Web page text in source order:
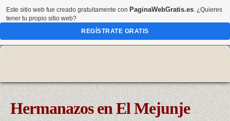
Hermanazos en El Mejunje
Este sitio web fue creado gratuitamente con PaginaWebGratis.es. ¿Quieres
tener tu propio sitio web?
REGÍSTRATE GRATIS